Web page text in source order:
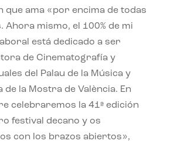
que ama «por encima de todas
Ahora mismo, el 100% de mi
está dedicado a ser
de Cinematografía y
del Palau de la Música y
la Mostra de València. En
celebraremos la 41ª edición
festival decano y os
con los brazos abiertos»,